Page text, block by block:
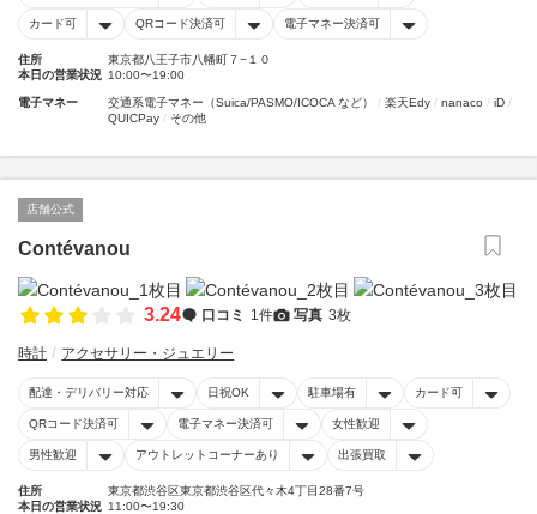
カード可 QRコード決済可 電子マネー決済可
住所
東京都八王子市八幡町７−１０
本日の営業状況 10:00〜19:00
電子マネー 交通系電子マネー（Suica/PASMO/ICOCA など） 楽天Edy nanaco
iD
QUICPay
その他
店舗公式
Contévanou
3.24 口コミ 1件 写真 3枚
時計 アクセサリー・ジュエリー
配達・デリバリー対応 日祝OK 駐車場有 カード可
QRコード決済可 電子マネー決済可 女性歓迎
男性歓迎 アウトレットコーナーあり 出張買取
住所
東京都渋谷区東京都渋谷区代々木4丁目28番7号
本日の営業状況 11:00〜19:30